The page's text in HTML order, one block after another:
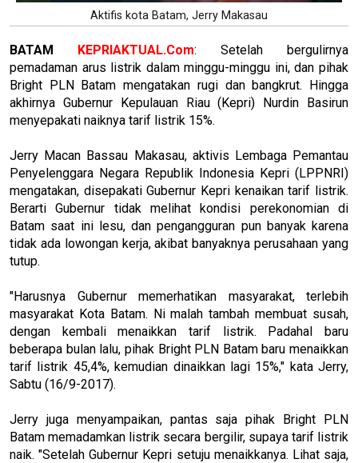
Aktifis kota Batam, Jerry Makasau
BATAM KEPRIAKTUAL.Com: Setelah bergulirnya
pemadaman arus listrik dalam minggu-minggu ini, dan pihak
Bright PLN Batam mengatakan rugi dan bangkrut. Hingga
akhirnya Gubernur Kepulauan Riau (Kepri) Nurdin Basirun
menyepakati naiknya tarif listrik 15%.
Jerry Macan Bassau Makasau, aktivis Lembaga Pemantau
Penyelenggara Negara Republik Indonesia Kepri (LPPNRI)
mengatakan, disepakati Gubernur Kepri kenaikan tarif listrik.
Berarti Gubernur tidak melihat kondisi perekonomian di
Batam saat ini lesu, dan pengangguran pun banyak karena
tidak ada lowongan kerja, akibat banyaknya perusahaan yang
tutup.
"Harusnya Gubernur memerhatikan masyarakat, terlebih
masyarakat Kota Batam. Ni malah tambah membuat susah,
dengan kembali menaikkan tarif listrik. Padahal baru
beberapa bulan lalu, pihak Bright PLN Batam baru menaikkan
tarif listrik 45,4%, kemudian dinaikkan lagi 15%," kata Jerry,
Sabtu (16/9-2017).
Jerry juga menyampaikan, pantas saja pihak Bright PLN
Batam memadamkan listrik secara bergilir, supaya tarif listrik
naik. "Setelah Gubernur Kepri setuju menaikkanya. Lihat saja,